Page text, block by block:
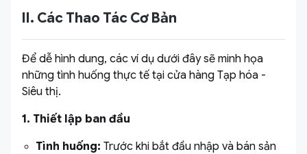
II. Các Thao Tác Cơ Bản
Để dễ hình dung, các ví dụ dưới đây sẽ minh họa
những tình huống thực tế tại cửa hàng Tạp hóa -
Siêu thị.
1. Thiết lập ban đầu
Tình huống: Trước khi bắt đầu nhập và bán sản